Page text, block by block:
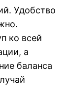
Удобство
ко всей
а
баланса